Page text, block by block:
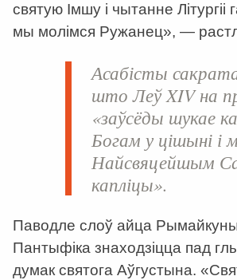
святую Імшу і чытанне Літургіі
мы молімся Ружанец», —
Асабісты
што Леў XIV на
«заўсёды шукае
Богам у цішыні і
Найсвяцейшым
капліцы».
Паводле слоў айца
Пантыфіка знаходзіцца пад
думак святога Аўгустына.